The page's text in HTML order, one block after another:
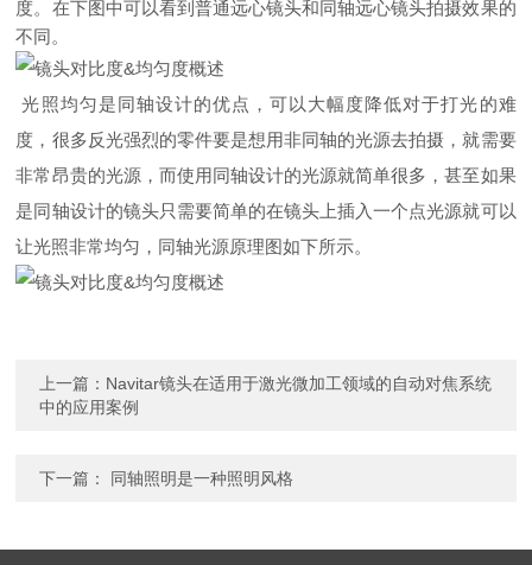
度。在下图中可以看到普通远心镜头和同轴远心镜头拍摄效果的
不同。
光照均匀是同轴设计的优点，可以大幅度降低对于打光的难
度，很多反光强烈的零件要是想用非同轴的光源去拍摄，就需要
非常昂贵的光源，而使用同轴设计的光源就简单很多，甚至如果
是同轴设计的镜头只需要简单的在镜头上插入一个点光源就可以
让光照非常均匀，同轴光源原理图如下所示。
上一篇： Navitar镜头在适用于激光微加工领域的自动对焦系统
中的应用案例
下一篇： 同轴照明是一种照明风格